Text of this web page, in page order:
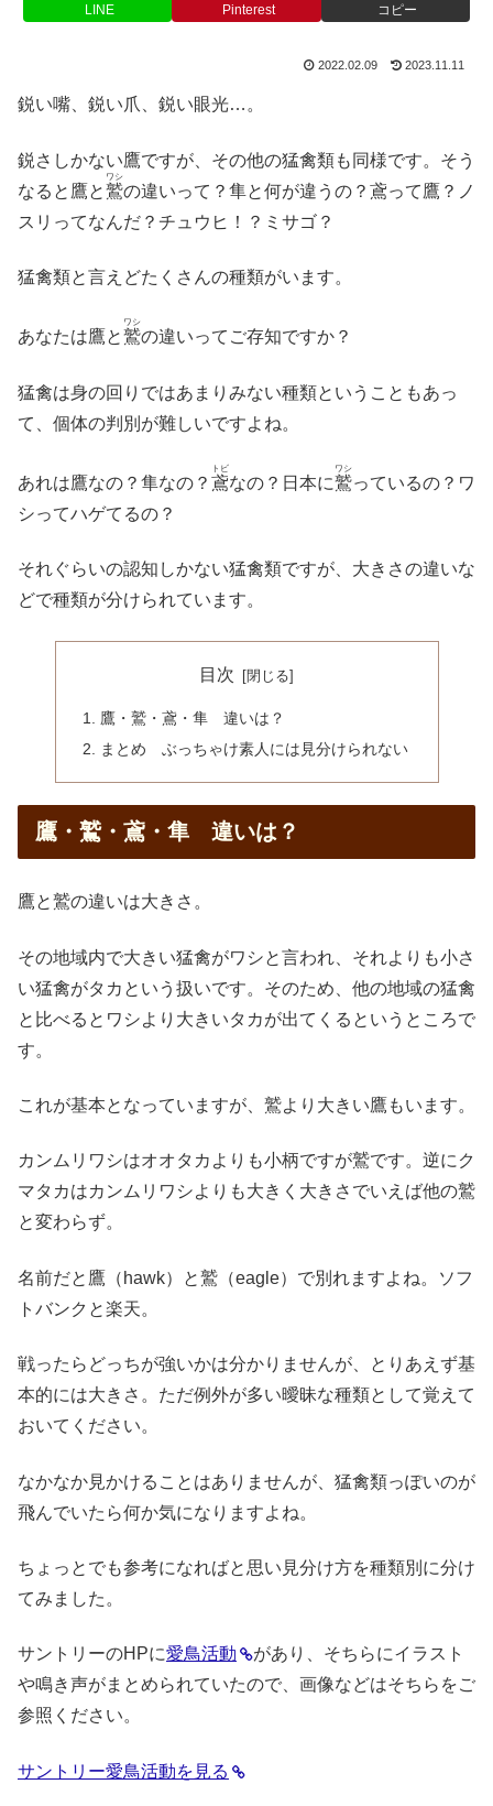
LINE Pinterest コピー
2022.02.09 2023.11.11
鋭い嘴、鋭い爪、鋭い眼光…。
鋭さしかない鷹ですが、その他の猛禽類も同様です。そう
なると鷹と鷲
ワシ
の違いって？隼と何が違うの？鳶って鷹？ノ
スリってなんだ？チュウヒ！？ミサゴ？
猛禽類と言えどたくさんの種類がいます。
あなたは鷹と鷲
ワシ
の違いってご存知ですか？
猛禽は身の回りではあまりみない種類ということもあっ
て、個体の判別が難しいですよね。
あれは鷹なの？隼なの？ 鳶
トビ
なの？日本に鷲
ワシ
っているの？ワ
シってハゲてるの？
それぐらいの認知しかない猛禽類ですが、大きさの違いな
どで種類が分けられています。
目次
鷹・鷲・鳶・隼 違いは？
まとめ ぶっちゃけ素人には見分けられない
鷹・鷲・鳶・隼 違いは？
鷹と鷲の違いは大きさ。
その地域内で大きい猛禽がワシと言われ、それよりも小さ
い猛禽がタカという扱いです。そのため、他の地域の猛禽
と比べるとワシより大きいタカが出てくるというところで
す。
これが基本となっていますが、鷲より大きい鷹もいます。
カンムリワシはオオタカよりも小柄ですが鷲です。逆にク
マタカはカンムリワシよりも大きく大きさでいえば他の鷲
と変わらず。
名前だと鷹（hawk）と鷲（eagle）で別れますよね。ソフ
トバンクと楽天。
戦ったらどっちが強いかは分かりませんが、とりあえず基
本的には大きさ。ただ例外が多い曖昧な種類として覚えて
おいてください。
なかなか見かけることはありませんが、猛禽類っぽいのが
飛んでいたら何か気になりますよね。
ちょっとでも参考になればと思い見分け方を種類別に分け
てみました。
サントリーのHPに愛鳥活動
があり、そちらにイラスト
や鳴き声がまとめられていたので、画像などはそちらをご
参照ください。
サントリー愛鳥活動を見る